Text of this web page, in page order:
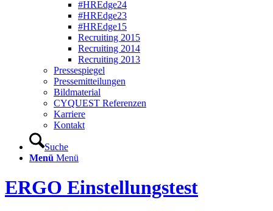
#HREdge24
#HREdge23
#HREdge15
Recruiting 2015
Recruiting 2014
Recruiting 2013
Pressespiegel
Pressemitteilungen
Bildmaterial
CYQUEST Referenzen
Karriere
Kontakt
Suche
Menü Menü
ERGO Einstellungstest